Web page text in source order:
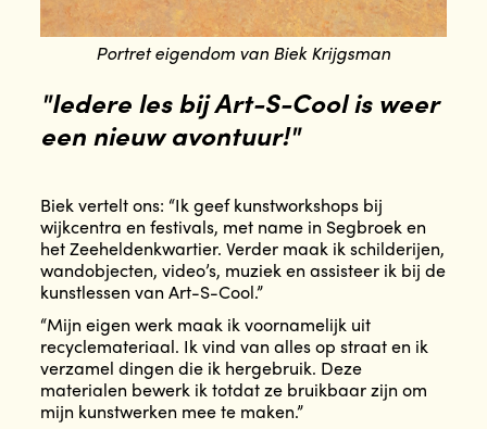
Portret eigendom van Biek Krijgsman
"Iedere les bij Art-S-Cool is weer
een nieuw avontuur!"
Biek vertelt ons: “Ik geef kunstworkshops bij
wijkcentra en festivals, met name in Segbroek en
het Zeeheldenkwartier. Verder maak ik schilderijen,
wandobjecten, video’s, muziek en assisteer ik bij de
kunstlessen van Art-S-Cool.”
“Mijn eigen werk maak ik voornamelijk uit
recyclemateriaal. Ik vind van alles op straat en ik
verzamel dingen die ik hergebruik. Deze
materialen bewerk ik totdat ze bruikbaar zijn om
mijn kunstwerken mee te maken.”